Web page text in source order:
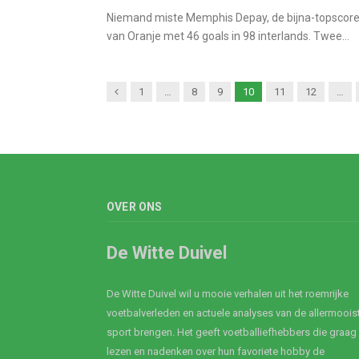
Niemand miste Memphis Depay, de bijna-
van Oranje met 46 goals in 98 interlands. Twee…
Previous
1 8 9 10 11 12
OVER ONS
De Witte Duivel
De Witte Duivel wil u mooie verhalen uit het roemrijke
voetbalverleden en actuele analyses van de
sport brengen. Het geeft voetballiefhebbers die graag
lezen en nadenken over hun favoriete hobby de